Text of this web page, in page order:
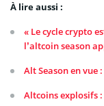
À lire aussi :
« Le cycle crypto
l’altcoin season
Alt Season en vue
Altcoins explosifs